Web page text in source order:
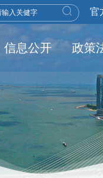
官
信息公开 政策